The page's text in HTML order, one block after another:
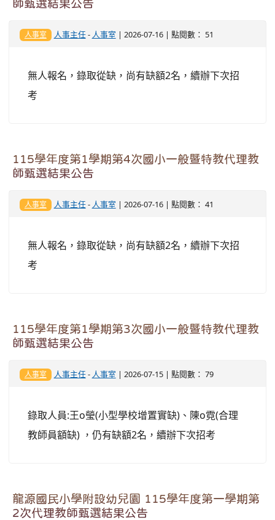
師甄選結果公告
人事室 人事主任- 人事室 | 2026-07-16 | 點閱數： 51
無人報名，錄取從缺，尚有缺額2名，續辦下次招
考
115學年度第1學期第4次國小一般暨特教代理教
師甄選結果公告
人事室 人事主任- 人事室 | 2026-07-16 | 點閱數： 41
無人報名，錄取從缺，尚有缺額2名，續辦下次招
考
115學年度第1學期第3次國小一般暨特教代理教
師甄選結果公告
人事室 人事主任- 人事室 | 2026-07-15 | 點閱數： 79
錄取人員:王o瑩(小型學校增置實缺)、陳o霓(合理
教師員額缺) ，仍有缺額2名，續辦下次招考
龍源國民小學附設幼兒園 115學年度第一學期第
2次代理教師甄選結果公告